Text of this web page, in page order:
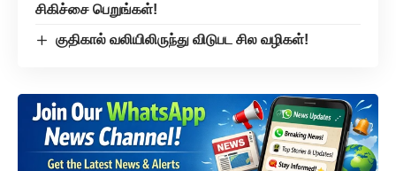
சிகிச்சை பெறுங்கள்!
குதிகால் வலியிலிருந்து விடுபட சில வழிகள்!